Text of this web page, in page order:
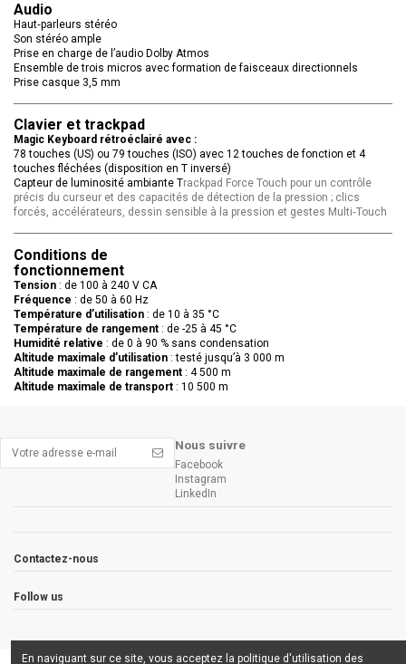
Audio
Haut‑parleurs stéréo
Son stéréo ample
Prise en charge de l’audio Dolby Atmos
Ensemble de trois micros avec formation de faisceaux directionnels
Prise casque 3,5 mm
Clavier et trackpad
Magic Keyboard rétroéclairé avec :
78 touches (US) ou 79 touches (ISO) avec 12 touches de fonction et 4
touches fléchées (disposition en T inversé)
Capteur de luminosité ambiante Trackpad Force Touch pour un contrôle
précis du curseur et des capacités de détection de la pression ; clics
forcés, accélérateurs, dessin sensible à la pression et gestes Multi‑Touch
Conditions de
fonctionnement
Tension : de 100 à 240 V CA
Fréquence : de 50 à 60 Hz
Température d’utilisation : de 10 à 35 °C
Température de rangement : de -25 à 45 °C
Humidité relative : de 0 à 90 % sans condensation
Altitude maximale d’utilisation : testé jusqu’à 3 000 m
Altitude maximale de rangement : 4 500 m
Altitude maximale de transport : 10 500 m
Nous suivre
Facebook
Instagram
LinkedIn
Contactez-nous
Follow us
En naviguant sur ce site, vous acceptez la politique d'utilisation des